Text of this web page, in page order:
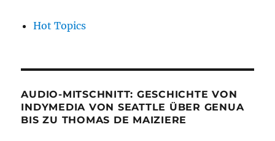
Hot Topics
AUDIO-MITSCHNITT: GESCHICHTE VON
INDYMEDIA VON SEATTLE ÜBER GENUA
BIS ZU THOMAS DE MAIZIERE